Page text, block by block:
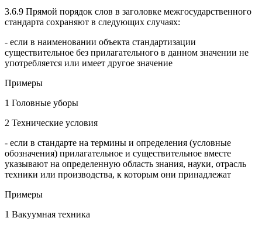
3.6.9 Прямой порядок слов в заголовке межгосударственного
стандарта сохраняют в следующих случаях:
- если в наименовании объекта стандартизации
существительное без прилагательного в данном значении не
употребляется или имеет другое значение
Примеры
1 Головные уборы
2 Технические условия
- если в стандарте на термины и определения (условные
обозначения) прилагательное и существительное вместе
указывают на определенную область знания, науки, отрасль
техники или производства, к которым они принадлежат
Примеры
1 Вакуумная техника